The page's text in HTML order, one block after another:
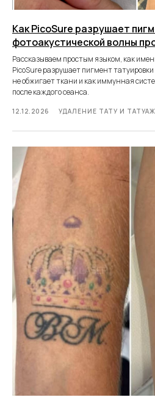
Как PicoSure разрушает
фотоакустической волны
Рассказываем простым языком, как
PicoSure разрушает пигмент
не обжигает ткани и как иммунная
после каждого сеанса.
12.12.2026 УДАЛЕНИЕ ТАТУ И